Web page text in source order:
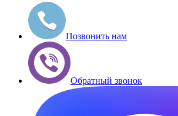
Позвонить нам
Обратный звонок